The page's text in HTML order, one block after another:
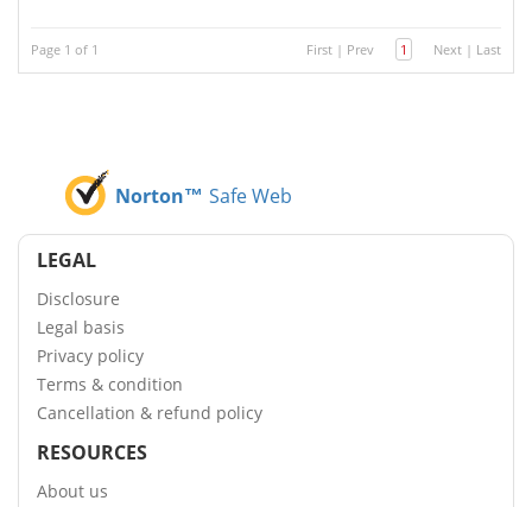
Page 1 of 1 First | Prev 1 Next | Last
Norton™ Safe Web
LEGAL
Disclosure
Legal basis
Privacy policy
Terms & condition
Cancellation & refund policy
RESOURCES
About us